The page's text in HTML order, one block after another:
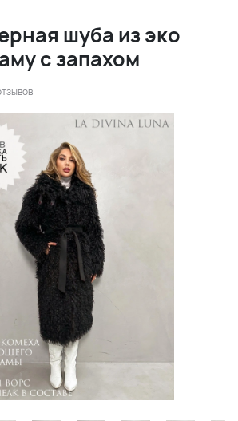
шуба из эко
с запахом